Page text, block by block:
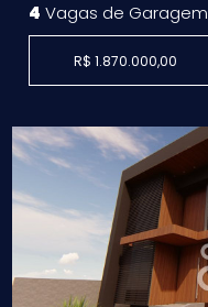
4 Vagas de Garagem
R$ 1.870.000,00